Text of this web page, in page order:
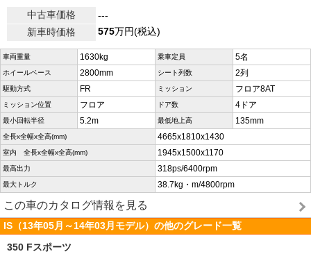
中古車価格
---
新車時価格
575万円(税込)
車両重量 1630kg 乗車定員 5名
ホイールベース 2800mm シート列数 2列
駆動方式 FR ミッション フロア8AT
ミッション位置 フロア ドア数 4ドア
最小回転半径 5.2m 最低地上高 135mm
全長x全幅x全高(mm) 4665x1810x1430
室内 全長x全幅x全高(mm) 1945x1500x1170
最高出力 318ps/6400rpm
最大トルク 38.7kg・m/4800rpm
この車のカタログ情報を見る
IS（13年05月～14年03月モデル）の他のグレード一覧
350 Fスポーツ